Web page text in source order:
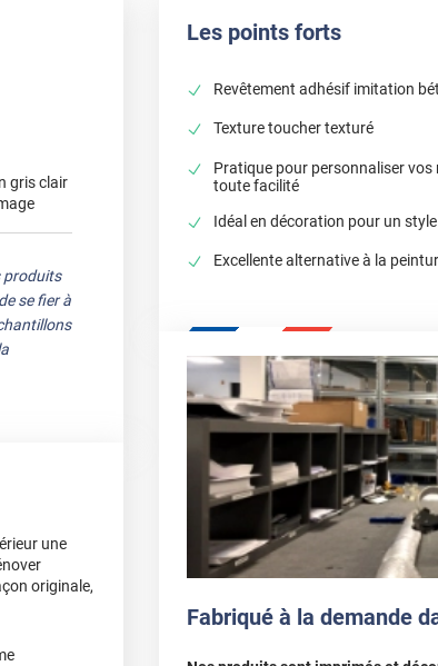
gris clair
produits
se fier à
une
originale,
Les points forts
Revêtement adhésif imitation
Texture toucher texturé
Pratique pour personnaliser vos
toute facilité
Idéal en décoration pour un
Excellente alternative à la
Fabriqué à la demande